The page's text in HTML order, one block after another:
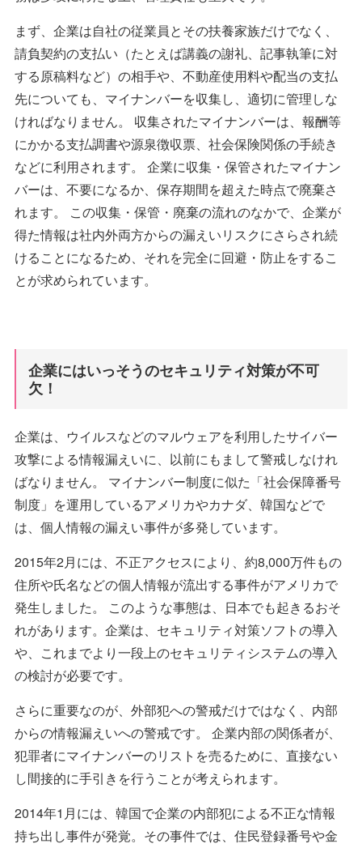
まず、企業は自社の従業員とその扶養家族だけでなく、
請負契約の支払い（たとえば講義の謝礼、記事執筆に対
する原稿料など）の相手や、不動産使用料や配当の支払
先についても、マイナンバーを収集し、適切に管理しな
ければなりません。 収集されたマイナンバーは、報酬等
にかかる支払調書や源泉徴収票、社会保険関係の手続き
などに利用されます。 企業に収集・保管されたマイナン
バーは、不要になるか、保存期間を超えた時点で廃棄さ
れます。 この収集・保管・廃棄の流れのなかで、企業が
得た情報は社内外両方からの漏えいリスクにさらされ続
けることになるため、それを完全に回避・防止をするこ
とが求められています。
企業にはいっそうのセキュリティ対策が不可
欠！
企業は、ウイルスなどのマルウェアを利用したサイバー
攻撃による情報漏えいに、以前にもまして警戒しなけれ
ばなりません。 マイナンバー制度に似た「社会保障番号
制度」を運用しているアメリカやカナダ、韓国などで
は、個人情報の漏えい事件が多発しています。
2015年2月には、不正アクセスにより、約8,000万件もの
住所や氏名などの個人情報が流出する事件がアメリカで
発生しました。 このような事態は、日本でも起きるおそ
れがあります。企業は、セキュリティ対策ソフトの導入
や、これまでより一段上のセキュリティシステムの導入
の検討が必要です。
さらに重要なのが、外部犯への警戒だけではなく、内部
からの情報漏えいへの警戒です。 企業内部の関係者が、
犯罪者にマイナンバーのリストを売るために、直接ない
し間接的に手引きを行うことが考えられます。
2014年1月には、韓国で企業の内部犯による不正な情報
持ち出し事件が発覚。その事件では、住民登録番号や金